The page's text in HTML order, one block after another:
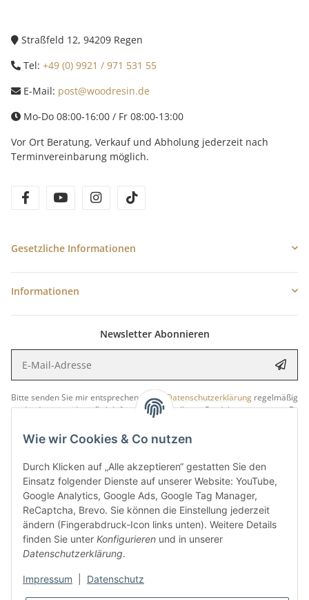
Wie wir Cookies & Co nutzen
Durch Klicken auf „Alle akzeptieren“ gestatten Sie den
Einsatz folgender Dienste auf unserer Website: YouTube,
Google Analytics, Google Ads, Google Tag Manager,
ReCaptcha, Brevo. Sie können die Einstellung jederzeit
ändern (Fingerabdruck-Icon links unten). Weitere Details
finden Sie unter Konfigurieren und in unserer
Datenschutzerklärung.
Impressum Datenschutz
Straßfeld 12, 94209 Regen
Tel: +49 (0) 9921 / 971 531 55
E-Mail: post@woodresin.de
Mo-Do 08:00-16:00 / Fr 08:00-13:00
Vor Ort Beratung, Verkauf und Abholung jederzeit nach
Terminvereinbarung möglich.
facebookyoutube instagram
Gesetzliche Informationen
Informationen
Newsletter Abonnieren
Bitte senden Sie mir entsprechend IhrerDatenschutzerklärung regelmäßig
und jederzeit widerruflich Informationen zu Ihrem Produktsortiment per E-
Mail zu.
5 €
Für Ihren nächsten Einkauf in unserem WOODResin-Shop.
Den Gutschein erhalten Sie per Email nach der erfolgreichen
Bestätigung Ihrer Email-Adresse.